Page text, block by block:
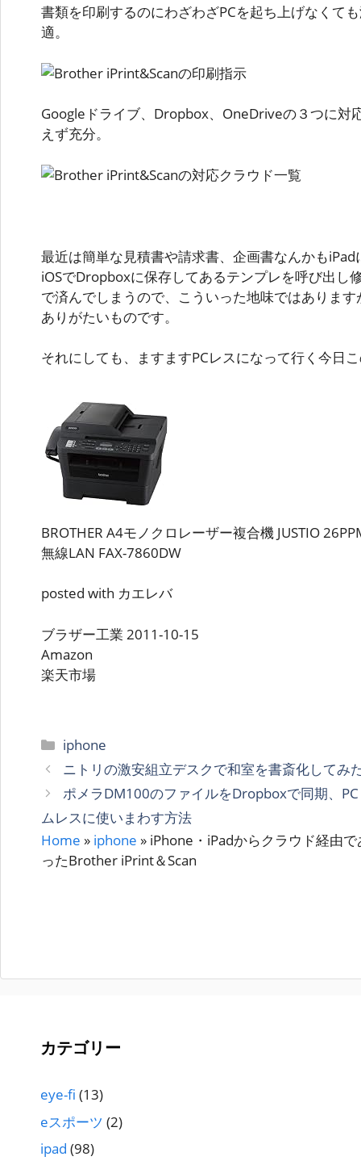
書類を印刷するのにわざわざPCを起ち上げなくて
適。
Googleドライブ、Dropbox、OneDriveの３つに対
えず充分。
最近は簡単な見積書や請求書、企画書なんかも
iOSでDropboxに保存してあるテンプレを呼び出し
で済んでしまうので、こういった地味ではありま
ありがたいものです。
それにしても、ますますPCレスになって行く今日
BROTHER A4モノクロレーザー複合機 JUSTIO
無線LAN FAX-7860DW
posted with カエレバ
ブラザー工業 2011-10-15
Amazon
楽天市場
カ
テ
リ
ー
iphone
ニトリの激安組立デスクで和室を書斎化してみ
ポメラDM100のファイルをDropboxで同期、
ムレスに使いまわす方法
Home » iphone » iPhone・iPadからクラウド経由
ったBrother iPrint＆Scan
カテゴリー
eye-fi (13)
eスポーツ (2)
ipad (98)